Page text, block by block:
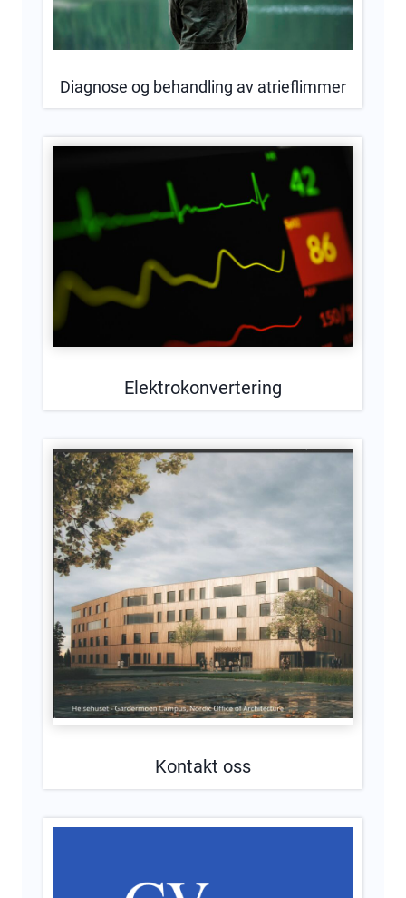
Diagnose og behandling av atrieflimmer
Elektrokonvertering
Kontakt oss